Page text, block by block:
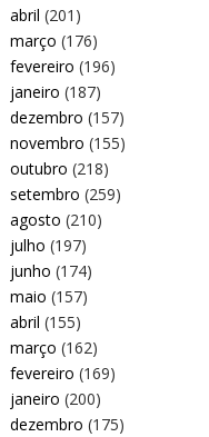
abril (201)
março (176)
fevereiro (196)
janeiro (187)
dezembro (157)
novembro (155)
outubro (218)
setembro (259)
agosto (210)
julho (197)
junho (174)
maio (157)
abril (155)
março (162)
fevereiro (169)
janeiro (200)
dezembro (175)